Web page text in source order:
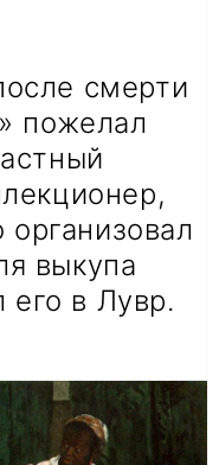
смерти
пожелал
выкупа
его в Лувр.